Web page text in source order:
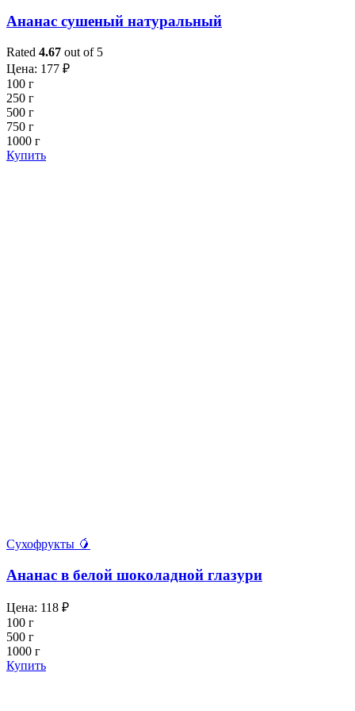
Ананас сушеный натуральный
Rated 4.67 out of 5
Цена: 177 ₽
100 г
250 г
500 г
750 г
1000 г
Купить
Сухофрукты 🥭
Ананас в белой шоколадной глазури
Цена: 118 ₽
100 г
500 г
1000 г
Купить